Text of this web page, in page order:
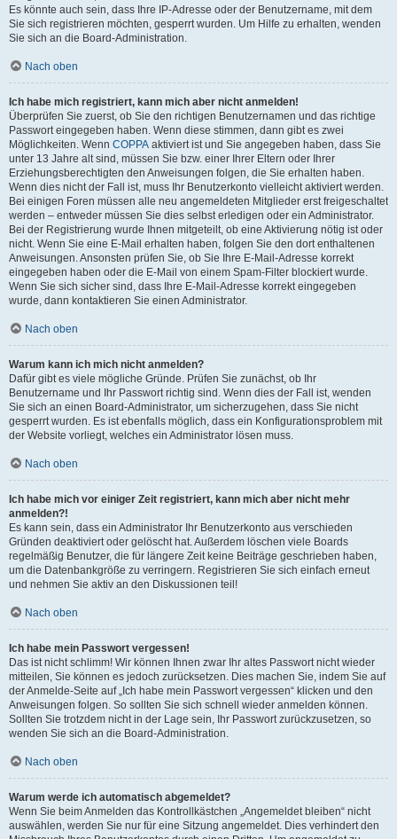
Es könnte auch sein, dass Ihre IP-Adresse oder der Benutzername, mit dem
Sie sich registrieren möchten, gesperrt wurden. Um Hilfe zu erhalten, wenden
Sie sich an die Board-Administration.
Nach oben
Ich habe mich registriert, kann mich aber nicht anmelden!
Überprüfen Sie zuerst, ob Sie den richtigen Benutzernamen und das richtige
Passwort eingegeben haben. Wenn diese stimmen, dann gibt es zwei
Möglichkeiten. Wenn COPPA aktiviert ist und Sie angegeben haben, dass Sie
unter 13 Jahre alt sind, müssen Sie bzw. einer Ihrer Eltern oder Ihrer
Erziehungsberechtigten den Anweisungen folgen, die Sie erhalten haben.
Wenn dies nicht der Fall ist, muss Ihr Benutzerkonto vielleicht aktiviert werden.
Bei einigen Foren müssen alle neu angemeldeten Mitglieder erst freigeschaltet
werden – entweder müssen Sie dies selbst erledigen oder ein Administrator.
Bei der Registrierung wurde Ihnen mitgeteilt, ob eine Aktivierung nötig ist oder
nicht. Wenn Sie eine E-Mail erhalten haben, folgen Sie den dort enthaltenen
Anweisungen. Ansonsten prüfen Sie, ob Sie Ihre E-Mail-Adresse korrekt
eingegeben haben oder die E-Mail von einem Spam-Filter blockiert wurde.
Wenn Sie sich sicher sind, dass Ihre E-Mail-Adresse korrekt eingegeben
wurde, dann kontaktieren Sie einen Administrator.
Nach oben
Warum kann ich mich nicht anmelden?
Dafür gibt es viele mögliche Gründe. Prüfen Sie zunächst, ob Ihr
Benutzername und Ihr Passwort richtig sind. Wenn dies der Fall ist, wenden
Sie sich an einen Board-Administrator, um sicherzugehen, dass Sie nicht
gesperrt wurden. Es ist ebenfalls möglich, dass ein Konfigurationsproblem mit
der Website vorliegt, welches ein Administrator lösen muss.
Nach oben
Ich habe mich vor einiger Zeit registriert, kann mich aber nicht mehr
anmelden?!
Es kann sein, dass ein Administrator Ihr Benutzerkonto aus verschieden
Gründen deaktiviert oder gelöscht hat. Außerdem löschen viele Boards
regelmäßig Benutzer, die für längere Zeit keine Beiträge geschrieben haben,
um die Datenbankgröße zu verringern. Registrieren Sie sich einfach erneut
und nehmen Sie aktiv an den Diskussionen teil!
Nach oben
Ich habe mein Passwort vergessen!
Das ist nicht schlimm! Wir können Ihnen zwar Ihr altes Passwort nicht wieder
mitteilen, Sie können es jedoch zurücksetzen. Dies machen Sie, indem Sie auf
der Anmelde-Seite auf „Ich habe mein Passwort vergessen“ klicken und den
Anweisungen folgen. So sollten Sie sich schnell wieder anmelden können.
Sollten Sie trotzdem nicht in der Lage sein, Ihr Passwort zurückzusetzen, so
wenden Sie sich an die Board-Administration.
Nach oben
Warum werde ich automatisch abgemeldet?
Wenn Sie beim Anmelden das Kontrollkästchen „Angemeldet bleiben“ nicht
auswählen, werden Sie nur für eine Sitzung angemeldet. Dies verhindert den